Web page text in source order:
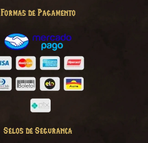
Formas de Pagamento
Selos de Seguranca